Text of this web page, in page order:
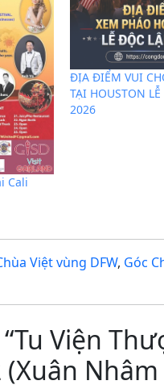
Cali
ĐỊA ĐIỂM VUI
TẠI HOUSTON
2026
Việt vùng DFW, Góc
Viện
Nhâm